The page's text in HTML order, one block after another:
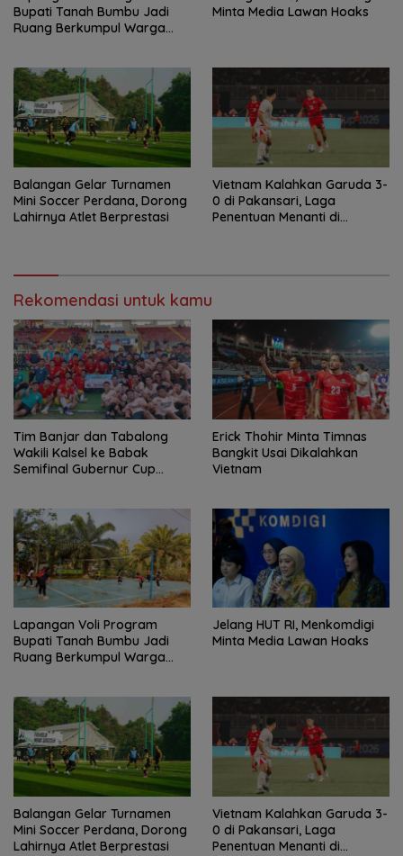
Bupati Tanah Bumbu Jadi
Ruang Berkumpul Warga
Minta Media Lawan Hoaks
Balangan Gelar Turnamen
Mini Soccer Perdana, Dorong
Lahirnya Atlet Berprestasi
Vietnam Kalahkan Garuda 3-
0 di Pakansari, Laga
Penentuan Menanti di
Rekomendasi untuk kamu
Tim Banjar dan Tabalong
Wakili Kalsel ke Babak
Semifinal Gubernur Cup
Erick Thohir Minta Timnas
Bangkit Usai Dikalahkan
Vietnam
Lapangan Voli Program
Bupati Tanah Bumbu Jadi
Ruang Berkumpul Warga
Jelang HUT RI, Menkomdigi
Minta Media Lawan Hoaks
Balangan Gelar Turnamen
Mini Soccer Perdana, Dorong
Lahirnya Atlet Berprestasi
Vietnam Kalahkan Garuda 3-
0 di Pakansari, Laga
Penentuan Menanti di